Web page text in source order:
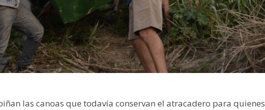
las canoas que todavía conservan el atracadero para quienes